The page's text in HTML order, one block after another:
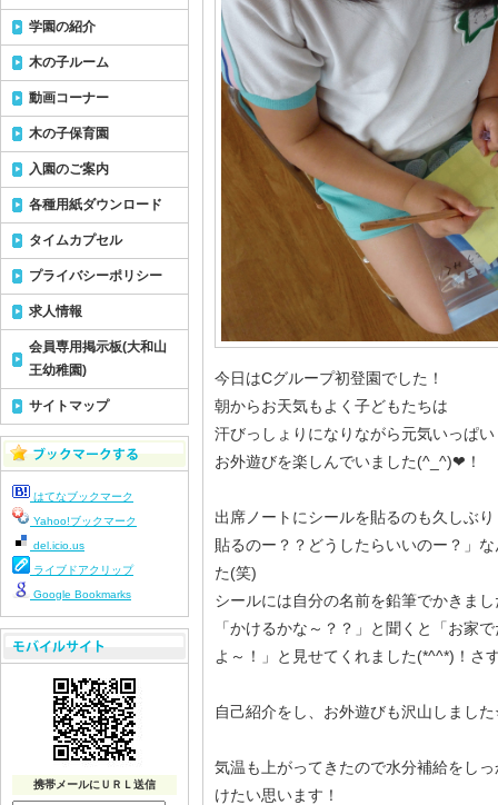
今日はCグループ初登園でした！
朝からお天気もよく子どもたちは
汗びっしょりになりながら元気いっぱい
お外遊びを楽しんでいました(^_^)❤！
出席ノートにシールを貼るのも久しぶ
貼るのー？？どうしたらいいのー？」
た(笑)
シールには自分の名前を鉛筆でかきまし
「かけるかな～？？」と聞くと「お家
よ～！」と見せてくれました(*^^*)！さ
自己紹介をし、お外遊びも沢山しました
気温も上がってきたので水分補給をし
けたい思います！
学園の紹介
木の子ルーム
動画コーナー
木の子保育園
入園のご案内
各種用紙ダウンロード
タイムカプセル
プライバシーポリシー
求人情報
会員専用掲示板(大和山
王幼稚園)
サイトマップ
はてなブックマーク
Yahoo!ブックマーク
del.icio.us
ライブドアクリップ
Google Bookmarks
携帯メールにＵＲＬ送信